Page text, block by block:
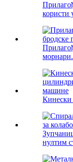
користи
Кинески
нултим